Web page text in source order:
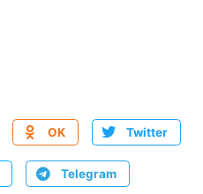
OK Twitter
Telegram